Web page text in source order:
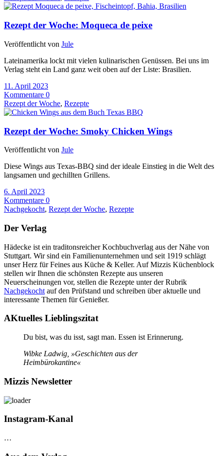
Rezept der Woche: Moqueca de peixe
Veröffentlicht von Jule
Lateinamerika lockt mit vielen kulinarischen Genüssen. Bei uns im
Verlag steht ein Land ganz weit oben auf der Liste: Brasilien.
11. April 2023
Kommentare 0
Rezept der Woche, Rezepte
Rezept der Woche: Smoky Chicken Wings
Veröffentlicht von Jule
Diese Wings aus Texas-BBQ sind der ideale Einstieg in die Welt des
langsamen und gechillten Grillens.
6. April 2023
Kommentare 0
Nachgekocht, Rezept der Woche, Rezepte
Der Verlag
Hädecke ist ein traditonsreicher Kochbuchverlag aus der Nähe von
Stuttgart. Wir sind ein Familienunternehmen und seit 1919 schlägt
unser Herz für Feines aus Küche & Keller. Auf Mizzis Küchenblock
stellen wir Ihnen die schönsten Rezepte aus unseren
Neuerscheinungen vor, stellen die Rezepte unter der Rubrik
Nachgekocht auf den Prüfstand und schreiben über aktuelle und
interessante Themen für Genießer.
AKtuelles Lieblingszitat
Du bist, was du isst, sagt man. Essen ist Erinnerung.
Wibke Ladwig, »Geschichten aus der
Heimbürokantine«
Mizzis Newsletter
Instagram-Kanal
…